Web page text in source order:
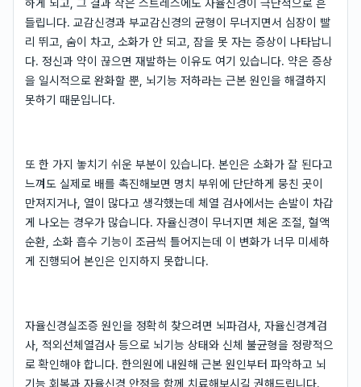
하게 되고, 그 결과 작은 스트레스에도 자율신경이 극단적으로 흔
들립니다. 교감신경과 부교감신경의 균형이 무너지면서 심장이 빨
리 뛰고, 숨이 차고, 소화가 안 되고, 잠을 못 자는 증상이 나타납니
다. 정신과 약이 끊으면 재발하는 이유도 여기 있습니다. 약은 증상
을 일시적으로 완화할 뿐, 뇌기능 저하라는 근본 원인을 해결하지
못하기 때문입니다.
또 한 가지 놓치기 쉬운 부분이 있습니다. 본인은 소화가 잘 된다고
느껴도 실제로 배를 촉진해보면 명치 부위에 단단하게 뭉친 곳이
만져지거나, 열이 많다고 생각했는데 체열 검사에서는 손발이 차갑
게 나오는 경우가 많습니다. 자율신경이 무너지면 체온 조절, 혈액
순환, 소화 흡수 기능이 조금씩 틀어지는데 이 변화가 너무 미세하
게 진행되어 본인은 인지하지 못합니다.
자율신경실조증 원인을 정확히 찾으려면 뇌파검사, 자율신경계검
사, 적외선체열검사 등으로 뇌기능 상태와 신체 불균형을 정량적으
로 확인해야 합니다. 한의원에 내원해 근본 원인부터 파악하고 뇌
기능 회복과 자율신경 안정을 함께 치료해보시길 권해드립니다.